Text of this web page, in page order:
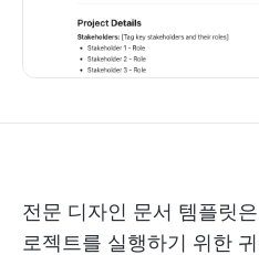
전문 디자인 문서 템플릿
로젝트를 실행하기 위한